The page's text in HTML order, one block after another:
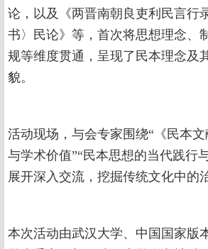
论，以及《两晋南朝良吏利民言行
书〉民论》等，首次将思想理念、
规等维度贯通，呈现了民本理念及
貌。
活动现场，与会专家围绕“《民本
与学术价值”“民本思想的当代践行
展开深入交流，挖掘传统文化中的
本次活动由武汉大学、中国国家版